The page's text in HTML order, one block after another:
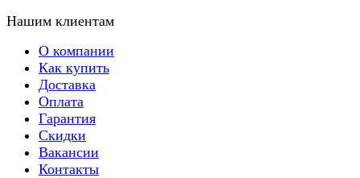
Нашим клиентам
О компании
Как купить
Доставка
Оплата
Гарантия
Скидки
Вакансии
Контакты